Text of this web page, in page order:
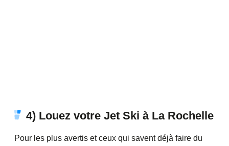
4) Louez votre Jet Ski à La Rochelle
Pour les plus avertis et ceux qui savent déjà faire du